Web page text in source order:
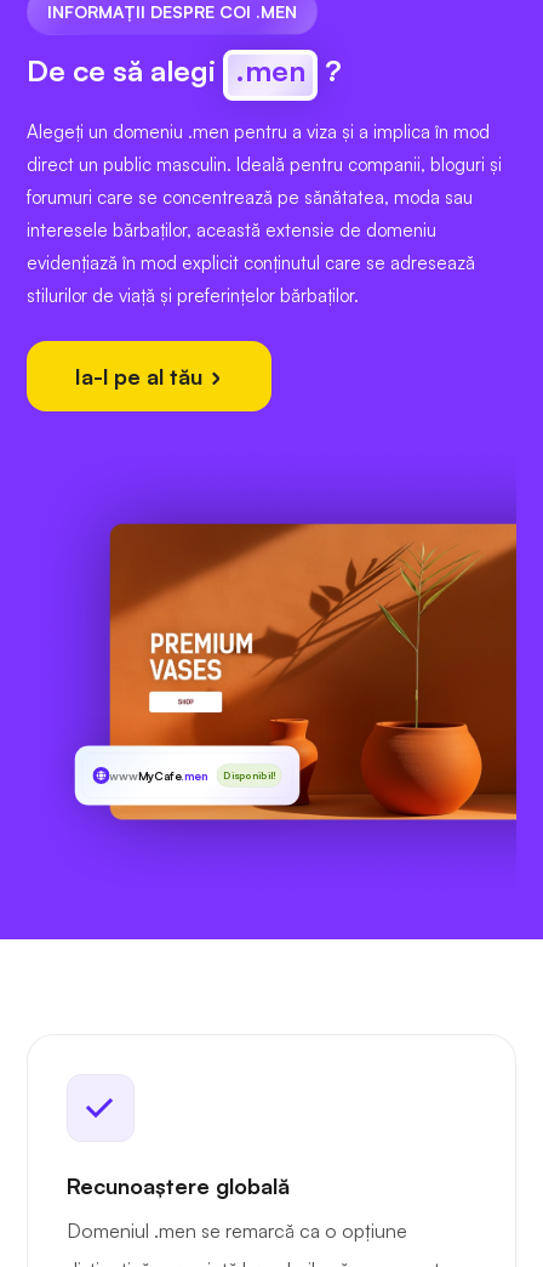
INFORMAȚII DESPRE COI .MEN
De ce să alegi .men ?
Alegeți un domeniu .men pentru a viza și a implica în mod
direct un public masculin. Ideală pentru companii, bloguri și
forumuri care se concentrează pe sănătatea, moda sau
interesele bărbaților, această extensie de domeniu
evidențiază în mod explicit conținutul care se adresează
stilurilor de viață și preferințelor bărbaților.
Ia-l pe al tău
wwwMyCafe.men Disponibil!
Recunoaștere globală
Domeniul .men se remarcă ca o opțiune